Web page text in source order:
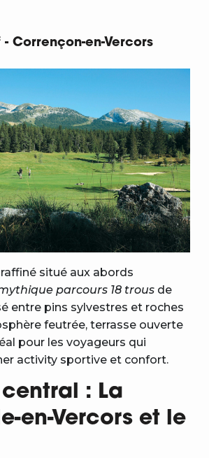
Corrençon-en-Vercors
situé aux abords
parcours 18 trous de
entre pins sylvestres et roches
feutrée, terrasse ouverte
pour les voyageurs qui
activity sportive et confort.
: La
en-Vercors et le